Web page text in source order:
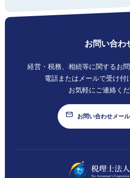
お問い合わ
経営・税務、相続等に関する お
電話またはメールで受け付
お気軽にご連絡くだ
お問い合わせメー